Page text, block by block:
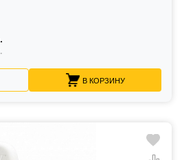
В КОРЗИНУ